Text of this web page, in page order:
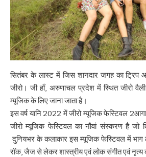
सितंबर के लास्ट में जिस शानदार जगह का
जीरो। जी हाँ, अरुणाचल प्रदेश में स्थित जीरो
म्यूजिक के लिए जाना जाता है।
इस वर्ष यानि 2022 में जीरो म्यूजिक फेस्टिवल
जीरो म्यूजिक फेस्टिवल का नौवां संस्करण है
दुनियभर के कलाकार इस म्यूजिक फेस्टिवल में
रॉक, जैज से लेकर शास्त्रीय एवं लोक संगीत एवं